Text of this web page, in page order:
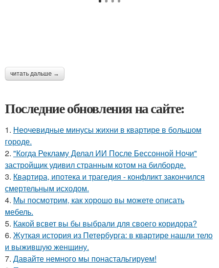
читать дальше →
Последние обновления на сайте:
1. Неочевидные минусы жихни в квартире в большом
городе.
2. "Когда Рекламу Делал ИИ После Бессонной Ночи"
застройщик удивил странным котом на билборде.
3. Квартира, ипотека и трагедия - конфликт закончился
смертельным исходом.
4. Мы посмотрим, как хорошо вы можете описать
мебель.
5. Какой всвет вы бы выбрали для своего коридора?
6. Жуткая история из Петербурга: в квартире нашли тело
и выжившую женщину.
7. Давайте немного мы понастальгируем!